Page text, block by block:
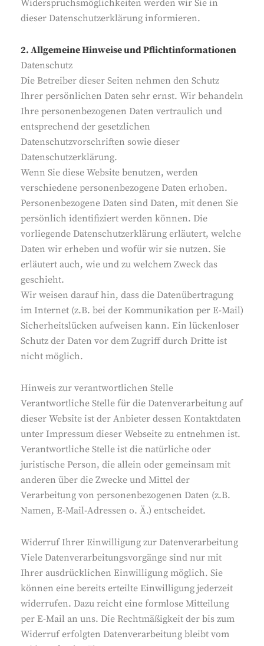
Widerspruchsmöglichkeiten werden wir Sie in
dieser Datenschutzerklärung informieren.
2. Allgemeine Hinweise und Pflichtinformationen
Datenschutz
Die Betreiber dieser Seiten nehmen den Schutz
Ihrer persönlichen Daten sehr ernst. Wir behandeln
Ihre personenbezogenen Daten vertraulich und
entsprechend der gesetzlichen
Datenschutzvorschriften sowie dieser
Datenschutzerklärung.
Wenn Sie diese Website benutzen, werden
verschiedene personenbezogene Daten erhoben.
Personenbezogene Daten sind Daten, mit denen Sie
persönlich identifiziert werden können. Die
vorliegende Datenschutzerklärung erläutert, welche
Daten wir erheben und wofür wir sie nutzen. Sie
erläutert auch, wie und zu welchem Zweck das
geschieht.
Wir weisen darauf hin, dass die Datenübertragung
im Internet (z.B. bei der Kommunikation per E-Mail)
Sicherheitslücken aufweisen kann. Ein lückenloser
Schutz der Daten vor dem Zugriff durch Dritte ist
nicht möglich.
Hinweis zur verantwortlichen Stelle
Verantwortliche Stelle für die Datenverarbeitung auf
dieser Website ist der Anbieter dessen Kontaktdaten
unter Impressum dieser Webseite zu entnehmen ist.
Verantwortliche Stelle ist die natürliche oder
juristische Person, die allein oder gemeinsam mit
anderen über die Zwecke und Mittel der
Verarbeitung von personenbezogenen Daten (z.B.
Namen, E-Mail-Adressen o. Ä.) entscheidet.
Widerruf Ihrer Einwilligung zur Datenverarbeitung
Viele Datenverarbeitungsvorgänge sind nur mit
Ihrer ausdrücklichen Einwilligung möglich. Sie
können eine bereits erteilte Einwilligung jederzeit
widerrufen. Dazu reicht eine formlose Mitteilung
per E-Mail an uns. Die Rechtmäßigkeit der bis zum
Widerruf erfolgten Datenverarbeitung bleibt vom